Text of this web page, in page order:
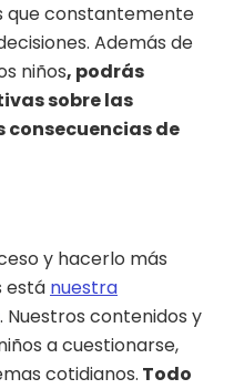
que constantemente
Además de
niños, podrás
sobre las
consecuencias de
y hacerlo más
está nuestra
. Nuestros contenidos y
a cuestionarse,
cotidianos. Todo